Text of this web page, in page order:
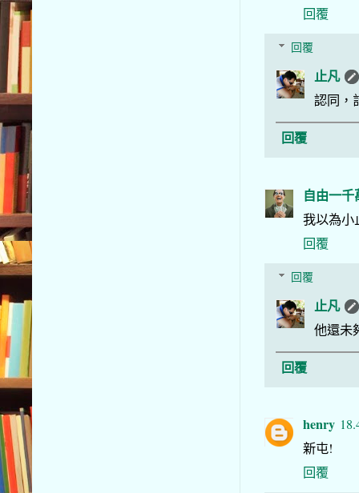
回覆
回覆
止凡
認同，
回覆
自由一千
我以為小
回覆
回覆
止凡
他還未
回覆
henry
新屯!
回覆